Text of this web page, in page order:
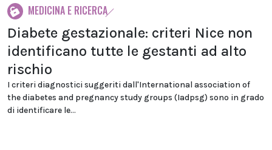
MEDICINA E RICERCA
Diabete gestazionale: criteri Nice non
identificano tutte le gestanti ad alto
rischio
I criteri diagnostici suggeriti dall'International association of
the diabetes and pregnancy study groups (Iadpsg) sono in grado
di identificare le...